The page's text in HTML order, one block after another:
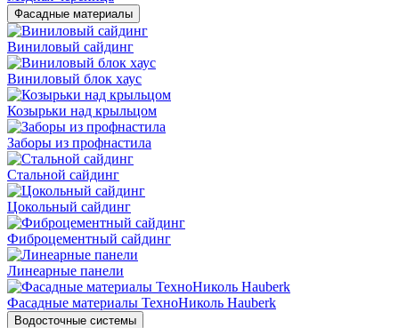
Фасадные материалы
Виниловый сайдинг
Виниловый блок хаус
Козырьки над крыльцом
Заборы из профнастила
Стальной сайдинг
Цокольный сайдинг
Фиброцементный сайдинг
Линеарные панели
Фасадные материалы ТехноНиколь Hauberk
Водосточные системы